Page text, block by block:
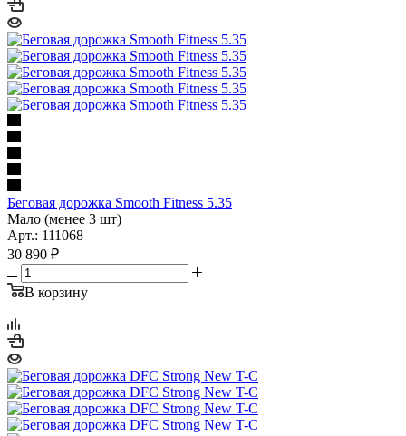
Беговая дорожка Smooth Fitness 5.35
Мало (менее 3 шт)
Арт.: 111068
30 890 ₽
В корзину